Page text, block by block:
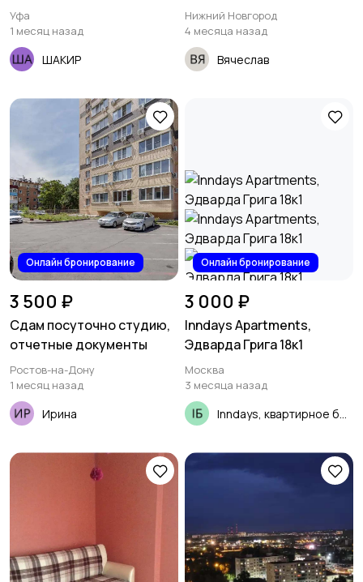
ост.свободы
Уфа
1 месяц назад
ШАКИР
Московское шоссе 33А
Нижний Новгород
4 месяца назад
Вячеслав
Онлайн бронирование
3 500 ₽
Сдам посуточно студию,
отчетные документы
Ростов-на-Дону
1 месяц назад
Ирина
Онлайн бронирование
3 000 ₽
Inndays Apartments,
Эдварда Грига 18к1
Москва
3 месяца назад